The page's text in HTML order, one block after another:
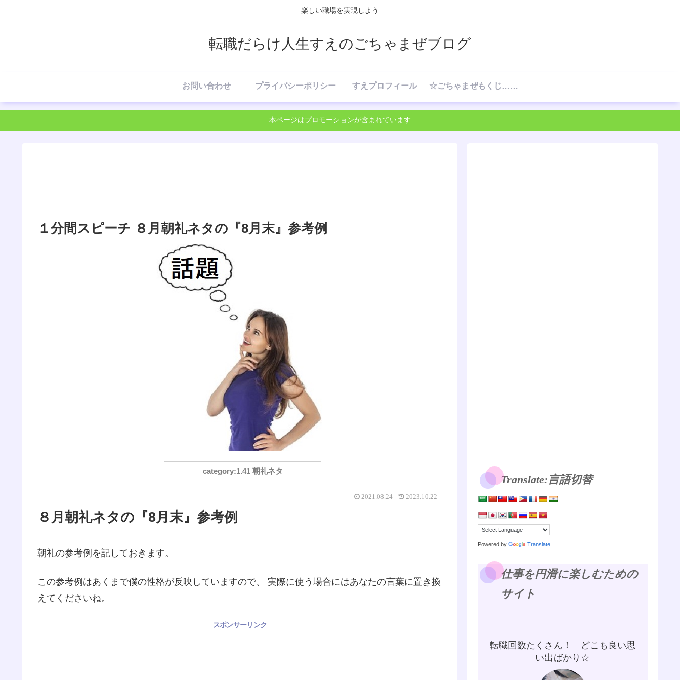
楽しい職場を実現しよう
転職だらけ人生すえのごちゃまぜブログ
お問い合わせ プライバシーポリシー すえプロフィール ☆ごちゃまぜもくじ…の、もくじ☆
本ページはプロモーションが含まれています
１分間スピーチ ８月朝礼ネタの『8月末』参考例
1.41 朝礼ネタ
2021.08.24 2023.10.22
８月朝礼ネタの『8月末』参考例
朝礼の参考例を記しておきます。
この参考例はあくまで僕の性格が反映していますので、 実際に使う場合にはあなたの言葉に置き換
えてくださいね。
スポンサーリンク
Translate:言語切替
Powered by Translate
仕事を円滑に楽しむための
サイト
転職回数たくさん！ どこも良い思
い出ばかり☆